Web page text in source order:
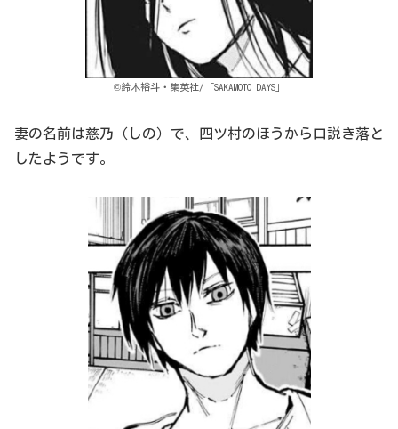
©鈴木裕斗・集英社/「SAKAMOTO DAYS」
妻の名前は慈乃（しの）で、四ツ村のほうから口説き落と
したようです。